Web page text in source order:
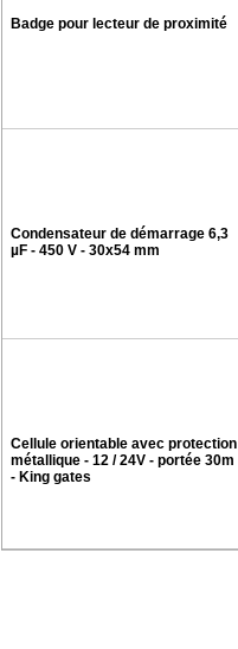
Badge pour lecteur de proximité
Condensateur de démarrage 6,3
µF - 450 V - 30x54 mm
Cellule orientable avec protection
métallique - 12 / 24V - portée 30m
- King gates